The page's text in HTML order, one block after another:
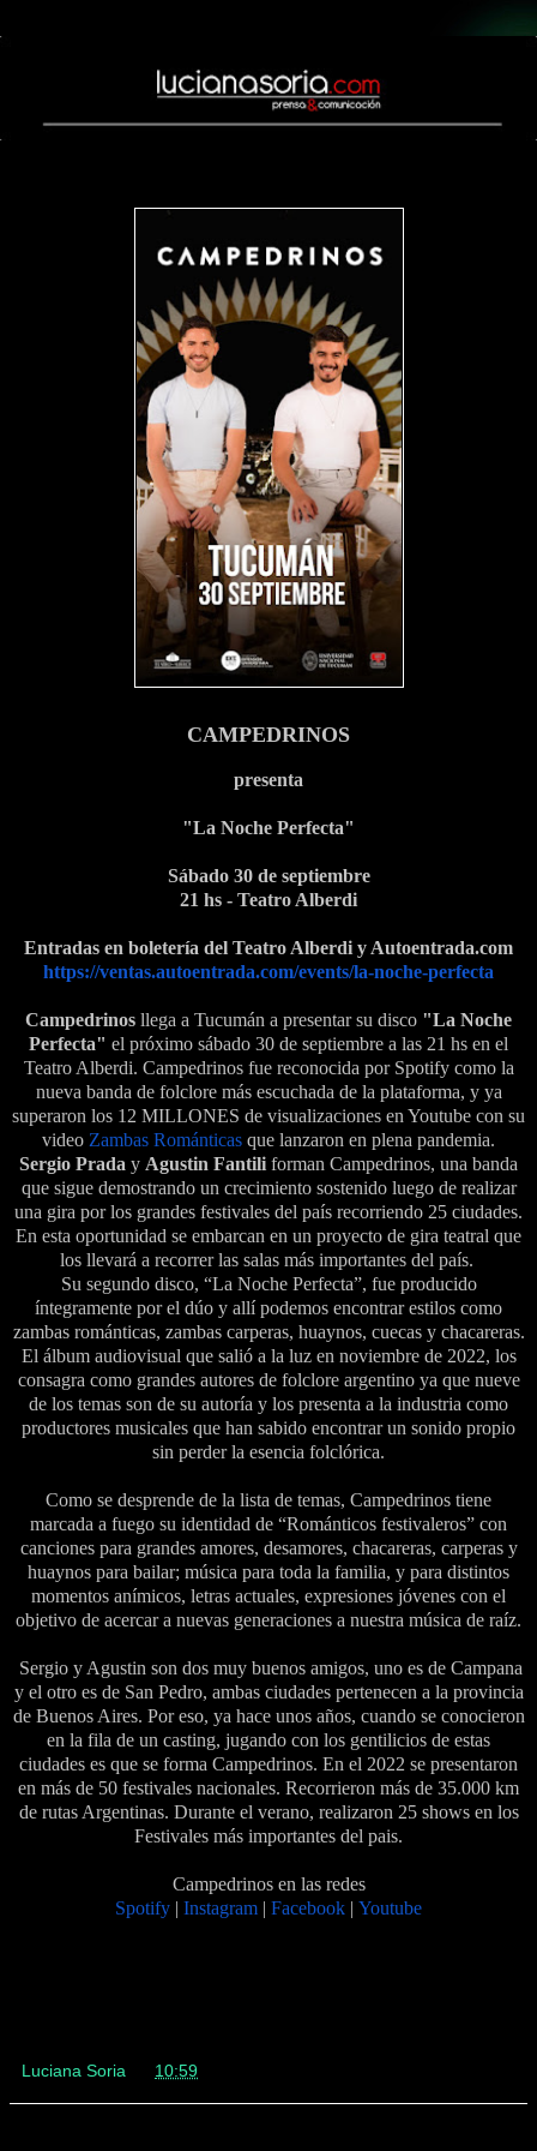
CAMPEDRINOS
presenta
"La Noche Perfecta"
Sábado 30 de septiembre
21 hs - Teatro Alberdi
Entradas en boletería del Teatro Alberdi y Autoentrada.com
https://ventas.autoentrada.com/events/la-noche-perfecta
Campedrinos llega a Tucumán a presentar su disco "La Noche
Perfecta" el próximo sábado 30 de septiembre a las 21 hs en el
Teatro Alberdi. Campedrinos fue reconocida por Spotify como la
nueva banda de folclore más escuchada de la plataforma, y ya
superaron los 12 MILLONES de visualizaciones en Youtube con su
video Zambas Románticas que lanzaron en plena pandemia.
Sergio Prada y Agustin Fantili forman Campedrinos, una banda
que sigue demostrando un crecimiento sostenido luego de realizar
una gira por los grandes festivales del país recorriendo 25 ciudades.
En esta oportunidad se embarcan en un proyecto de gira teatral que
los llevará a recorrer las salas más importantes del país.
Su segundo disco, “La Noche Perfecta”, fue producido
íntegramente por el dúo y allí podemos encontrar estilos como
zambas románticas, zambas carperas, huaynos, cuecas y chacareras.
El álbum audiovisual que salió a la luz en noviembre de 2022, los
consagra como grandes autores de folclore argentino ya que nueve
de los temas son de su autoría y los presenta a la industria como
productores musicales que han sabido encontrar un sonido propio
sin perder la esencia folclórica.
Como se desprende de la lista de temas, Campedrinos tiene
marcada a fuego su identidad de “Románticos festivaleros” con
canciones para grandes amores, desamores, chacareras, carperas y
huaynos para bailar; música para toda la familia, y para distintos
momentos anímicos, letras actuales, expresiones jóvenes con el
objetivo de acercar a nuevas generaciones a nuestra música de raíz.
Sergio y Agustin son dos muy buenos amigos, uno es de Campana
y el otro es de San Pedro, ambas ciudades pertenecen a la provincia
de Buenos Aires. Por eso, ya hace unos años, cuando se conocieron
en la fila de un casting, jugando con los gentilicios de estas
ciudades es que se forma Campedrinos. En el 2022 se presentaron
en más de 50 festivales nacionales. Recorrieron más de 35.000 km
de rutas Argentinas. Durante el verano, realizaron 25 shows en los
Festivales más importantes del pais.
Campedrinos en las redes
Spotify | Instagram | Facebook | Youtube
Luciana Soria 10:59